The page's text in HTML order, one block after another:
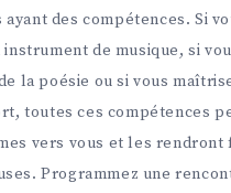
ayant des compétences. Si
de musique, si
la poésie ou si vous
toutes ces compétences
vers vous et les rendront
Programmez une